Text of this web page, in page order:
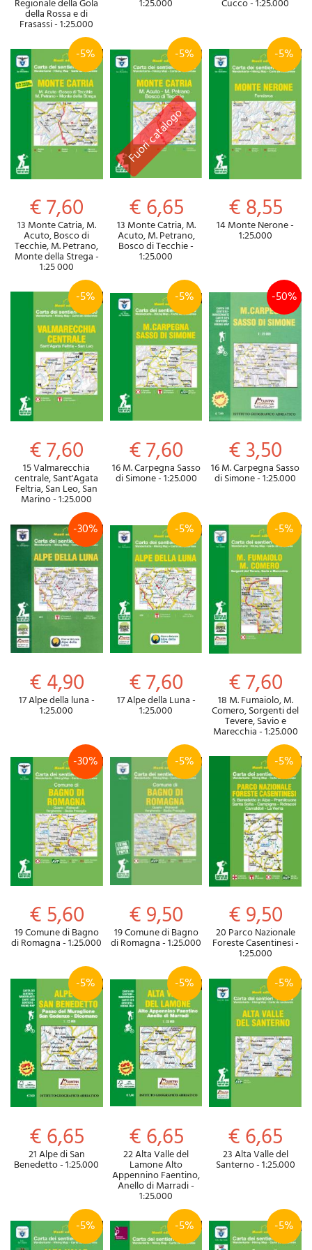
Regionale della Gola
della Rossa e di
Frasassi - 1:25.000
1:25.000 Cucco - 1:25.000
-5%
€ 7,60
13 Monte Catria, M.
Acuto, Bosco di
Tecchie, M. Petrano,
Monte della Strega -
1:25 000
-5%
€ 6,65
13 Monte Catria, M.
Acuto, M. Petrano,
Bosco di Tecchie -
1:25.000
-5%
€ 8,55
14 Monte Nerone -
1:25.000
-5%
€ 7,60
15 Valmarecchia
centrale, Sant'Agata
Feltria, San Leo, San
Marino - 1:25.000
-5%
€ 7,60
16 M. Carpegna Sasso
di Simone - 1:25.000
-50%
€ 3,50
16 M. Carpegna Sasso
di Simone - 1:25.000
-30%
€ 4,90
17 Alpe della luna -
1:25.000
-5%
€ 7,60
17 Alpe della Luna -
1:25.000
-5%
€ 7,60
18 M. Fumaiolo, M.
Comero, Sorgenti del
Tevere, Savio e
Marecchia - 1:25.000
-30%
€ 5,60
19 Comune di Bagno
di Romagna - 1:25.000
-5%
€ 9,50
19 Comune di Bagno
di Romagna - 1:25.000
-5%
€ 9,50
20 Parco Nazionale
Foreste Casentinesi -
1:25.000
-5%
€ 6,65
21 Alpe di San
Benedetto - 1:25.000
-5%
€ 6,65
22 Alta Valle del
Lamone Alto
Appennino Faentino,
Anello di Marradi -
1:25.000
-5%
€ 6,65
23 Alta Valle del
Santerno - 1:25.000
-5% -5% -5%